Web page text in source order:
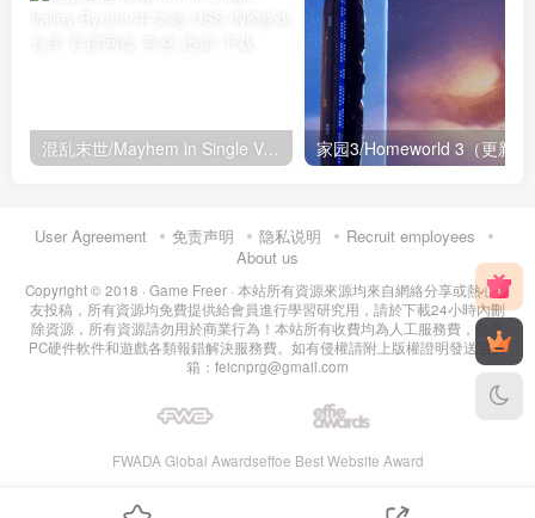
混乱末世/Mayhem in Single Valley
User Agreement 免责声明 隐私说明
Recruit employees
About us
Copyright © 2018 · Game Freer · 本站所有資源來源均來自網絡分享或熱心網
友投稿，所有資源均免費提供給會員進行學習研究用，請於下載24小時內刪
除資源，所有資源請勿用於商業行為！本站所有收費均為人工服務費，包含
PC硬件軟件和遊戲各類報錯解決服務費。如有侵權請附上版權證明發送至郵
箱：feicnprg@gmail.com
FWADA Global Awardseffoe Best Website Award